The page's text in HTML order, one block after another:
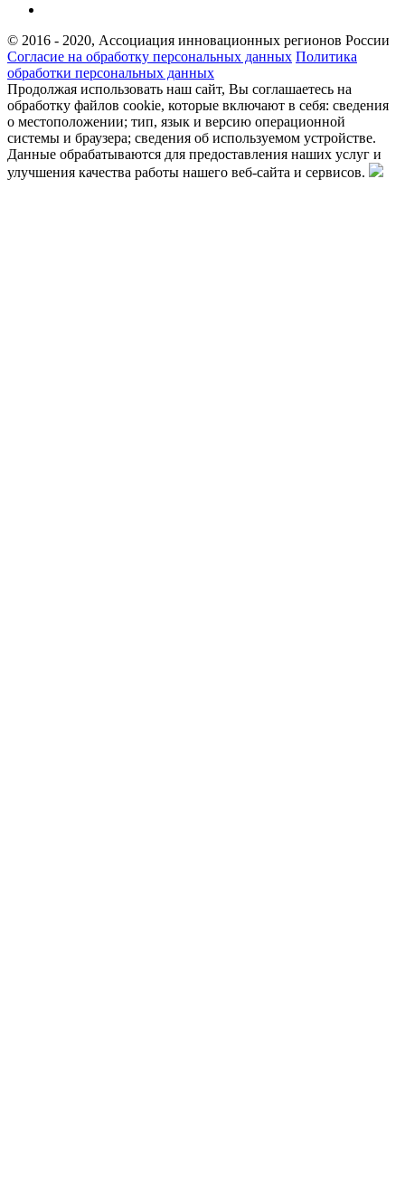
© 2016 - 2020, Ассоциация инновационных регионов России
Согласие на обработку персональных данных Политика
обработки персональных данных
Продолжая использовать наш сайт, Вы соглашаетесь на
обработку файлов cookie, которые включают в себя: сведения
о местоположении; тип, язык и версию операционной
системы и браузера; сведения об используемом устройстве.
Данные обрабатываются для предоставления наших услуг и
улучшения качества работы нашего веб-сайта и сервисов.